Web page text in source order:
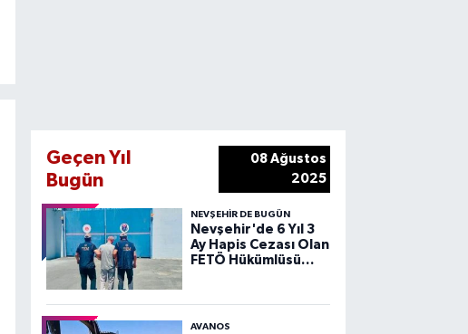
Geçen Yıl
Bugün
08 Ağustos
2025
NEVŞEHIR DE BUGÜN
Nevşehir'de 6 Yıl 3
Ay Hapis Cezası Olan
FETÖ Hükümlüsü
AVANOS